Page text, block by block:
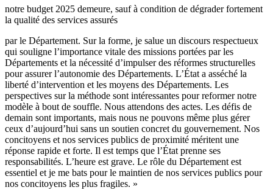
notre budget 2025 demeure, sauf à condition de dégrader fortement
la qualité des services assurés
par le Département. Sur la forme, je salue un discours respectueux
qui souligne l’importance vitale des missions portées par les
Départements et la nécessité d’impulser des réformes structurelles
pour assurer l’autonomie des Départements. L’État a asséché la
liberté d’intervention et les moyens des Départements. Les
perspectives sur la méthode sont intéressantes pour reformer notre
modèle à bout de souffle. Nous attendons des actes. Les défis de
demain sont importants, mais nous ne pouvons même plus gérer
ceux d’aujourd’hui sans un soutien concret du gouvernement. Nos
concitoyens et nos services publics de proximité méritent une
réponse rapide et forte. Il est temps que l’État prenne ses
responsabilités. L’heure est grave. Le rôle du Département est
essentiel et je me bats pour le maintien de nos services publics pour
nos concitoyens les plus fragiles. »